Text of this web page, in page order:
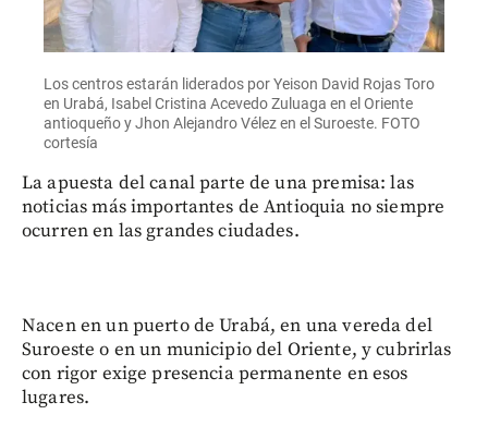
Los centros estarán liderados por Yeison David Rojas Toro
en Urabá, Isabel Cristina Acevedo Zuluaga en el Oriente
antioqueño y Jhon Alejandro Vélez en el Suroeste. FOTO
cortesía
La apuesta del canal parte de una premisa: las
noticias más importantes de Antioquia no siempre
ocurren en las grandes ciudades.
Nacen en un puerto de Urabá, en una vereda del
Suroeste o en un municipio del Oriente, y cubrirlas
con rigor exige presencia permanente en esos
lugares.